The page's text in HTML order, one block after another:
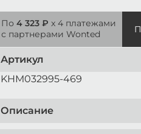
По 4 323 ₽ x 4 платежами
с партнерами Wonted
Артикул
KHM032995-469
Описание